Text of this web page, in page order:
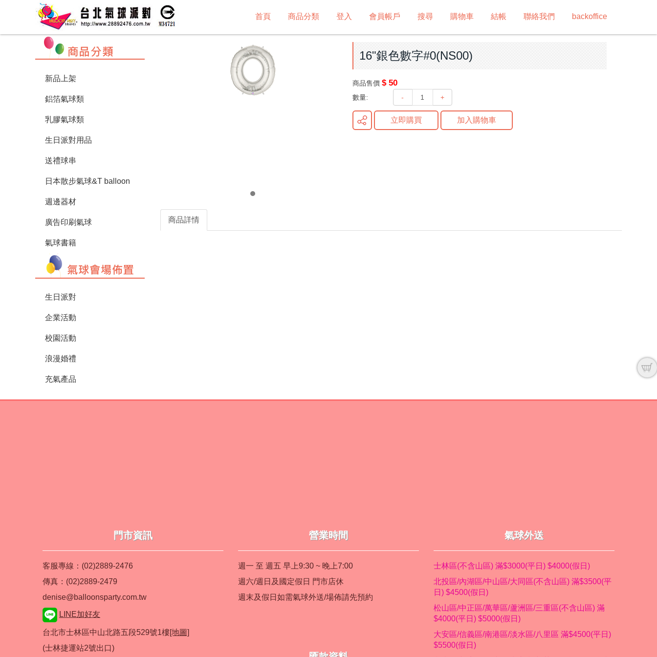
首頁 商品分類 登入 會員帳戶 搜尋 購物車 結帳 聯絡我們 backoffice
新品上架
鋁箔氣球類
乳膠氣球類
生日派對用品
送禮球串
日本散步氣球&T balloon
週邊器材
廣告印刷氣球
氣球書籍
生日派對
企業活動
校園活動
浪漫婚禮
充氣產品
16"銀色數字#0(NS00)
商品售價 $ 50
數量: - +
立即購買 加入購物車
商品詳情
門市資訊
客服專線：(02)2889-2476
傳真：(02)2889-2479
denise@balloonsparty.com.tw
LINE加好友
台北市士林區中山北路五段529號1樓[地圖]
(士林捷運站2號出口)
營業時間
週一 至 週五 早上9:30 ~ 晚上7:00
週六/週日及國定假日 門市店休
週末及假日如需氣球外送/場佈請先預約
氣球外送
士林區(不含山區) 滿$3000(平日) $4000(假日)
北投區/內湖區/中山區/大同區(不含山區) 滿$3500(平
日) $4500(假日)
松山區/中正區/萬華區/蘆洲區/三重區(不含山區) 滿
$4000(平日) $5000(假日)
大安區/信義區/南港區/淡水區/八里區 滿$4500(平日)
$5500(假日)